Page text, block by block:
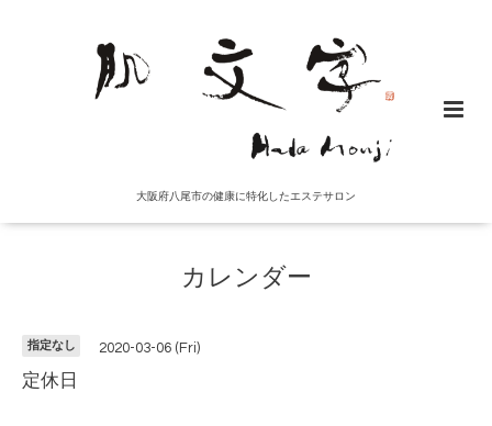
大阪府八尾市の健康に特化したエステサロン
カレンダー
指定なし 2020-03-06 (Fri)
定休日